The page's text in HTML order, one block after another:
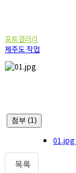
포토갤러리
제주도 작업
첨부 (1)
01.jpg
목록